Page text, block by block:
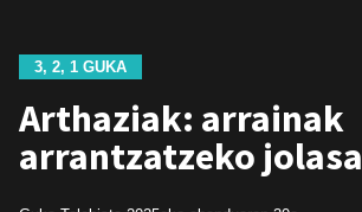
3, 2, 1 GUKA
Arthaziak: arrainak
arrantzatzeko jolasa